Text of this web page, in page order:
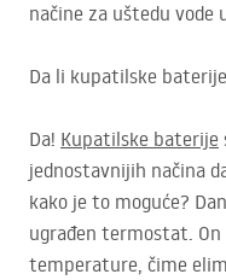
načine za uštedu vode
Da li kupatilske
Da! Kupatilske baterije
jednostavnijih načina
kako je to moguće?
ugrađen termostat.
temperature, čime